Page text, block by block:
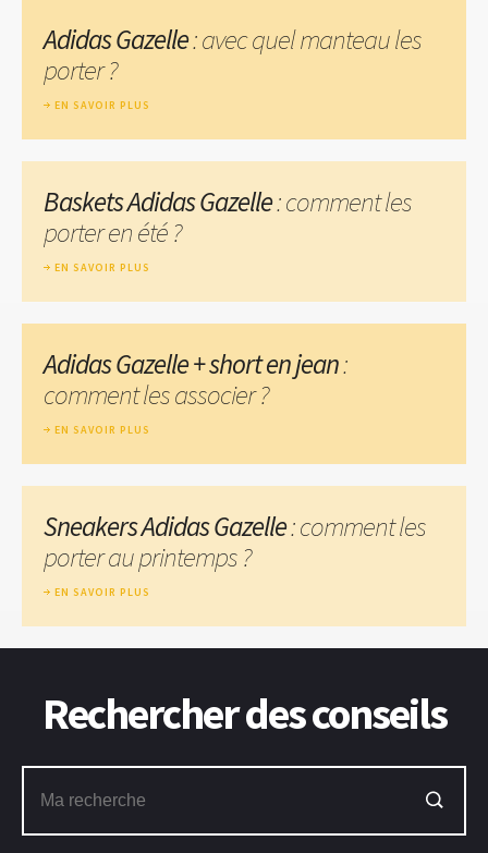
Adidas Gazelle: avec quel manteau les
porter ?
EN SAVOIR PLUS
Baskets Adidas Gazelle: comment les
porter en été ?
EN SAVOIR PLUS
Adidas Gazelle + short en jean:
comment les associer ?
EN SAVOIR PLUS
Sneakers Adidas Gazelle: comment les
porter au printemps ?
EN SAVOIR PLUS
Rechercher des conseils